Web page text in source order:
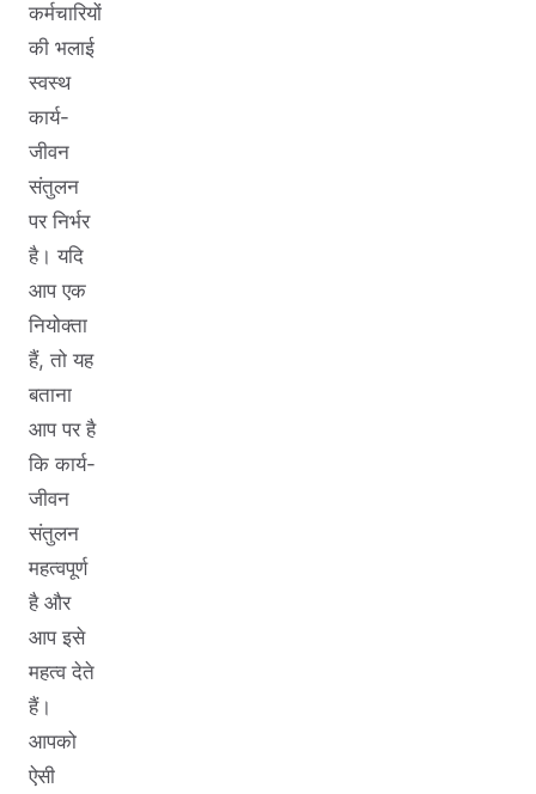
कर्मचारियों
की भलाई
स्वस्थ
कार्य-
जीवन
संतुलन
पर निर्भर
है। यदि
आप एक
नियोक्ता
हैं, तो यह
बताना
आप पर है
कि कार्य-
जीवन
संतुलन
महत्वपूर्ण
है और
आप इसे
महत्व देते
हैं।
आपको
ऐसी